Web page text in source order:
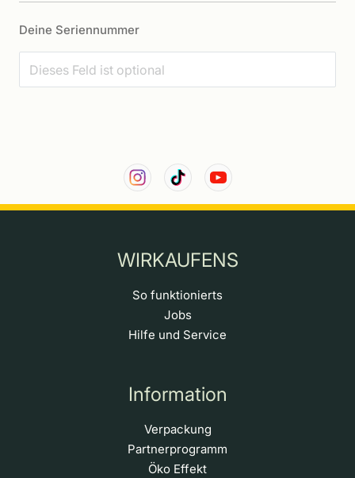
Deine Seriennummer
WIRKAUFENS
So funktionierts
Jobs
Hilfe und Service
Information
Verpackung
Partnerprogramm
Öko Effekt